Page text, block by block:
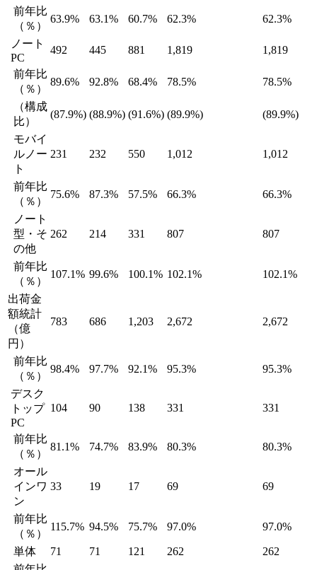
前年比
（％）
63.9% 63.1% 60.7% 62.3% 62.3%
ノート
PC
492 445 881 1,819
1,819
前年比
（％）
89.6% 92.8% 68.4% 78.5% 78.5%
（構成
比）
(87.9%) (88.9%) (91.6%) (89.9%) (89.9%)
モバイ
ルノー
ト
231 232 550 1,012 1,012
前年比
（％）
75.6% 87.3% 57.5% 66.3% 66.3%
ノート
型・そ
の他
262 214 331 807 807
前年比
（％）
107.1% 99.6% 100.1% 102.1% 102.1%
出荷金
額統計
（億
円）
783 686 1,203 2,672 2,672
前年比
（％）
98.4% 97.7% 92.1% 95.3% 95.3%
デスク
トップ
PC
104 90 138 331 331
前年比
（％）
81.1% 74.7% 83.9% 80.3% 80.3%
オール
インワ
ン
33 19 17 69 69
前年比
（％）
115.7% 94.5% 75.7% 97.0% 97.0%
単体 71 71 121 262
262